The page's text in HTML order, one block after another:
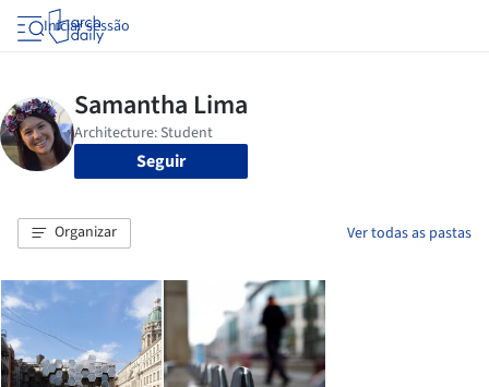
Iniciar sessão
Seguir
Organizar Ver todas as pastas